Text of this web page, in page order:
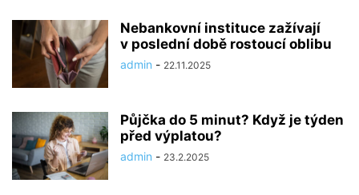
Nebankovní instituce zažívají
v poslední době rostoucí oblibu
admin - 22.11.2025
Půjčka do 5 minut? Když je týden
před výplatou?
admin - 23.2.2025